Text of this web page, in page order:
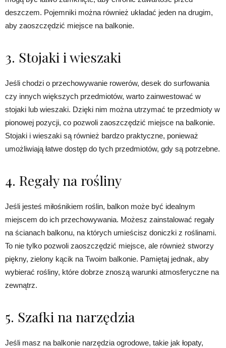
deszczem. Pojemniki można również układać jeden na drugim,
aby zaoszczędzić miejsce na balkonie.
3. Stojaki i wieszaki
Jeśli chodzi o przechowywanie rowerów, desek do surfowania
czy innych większych przedmiotów, warto zainwestować w
stojaki lub wieszaki. Dzięki nim można utrzymać te przedmioty w
pionowej pozycji, co pozwoli zaoszczędzić miejsce na balkonie.
Stojaki i wieszaki są również bardzo praktyczne, ponieważ
umożliwiają łatwe dostęp do tych przedmiotów, gdy są potrzebne.
4. Regały na rośliny
Jeśli jesteś miłośnikiem roślin, balkon może być idealnym
miejscem do ich przechowywania. Możesz zainstalować regały
na ścianach balkonu, na których umieścisz doniczki z roślinami.
To nie tylko pozwoli zaoszczędzić miejsce, ale również stworzy
piękny, zielony kącik na Twoim balkonie. Pamiętaj jednak, aby
wybierać rośliny, które dobrze znoszą warunki atmosferyczne na
zewnątrz.
5. Szafki na narzędzia
Jeśli masz na balkonie narzędzia ogrodowe, takie jak łopaty,